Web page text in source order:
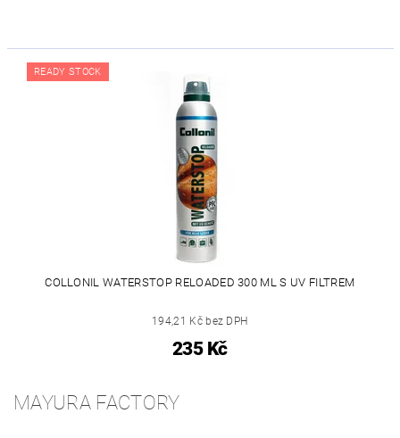
READY STOCK
COLLONIL WATERSTOP RELOADED 300 ML S UV FILTREM
194,21 Kč bez DPH
235 Kč
MAYURA FACTORY